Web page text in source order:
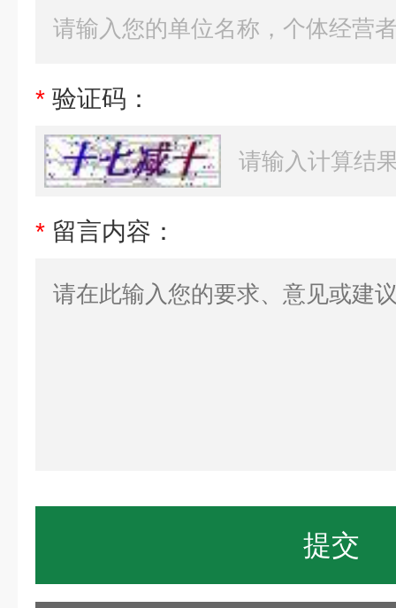
* 验证码：
* 留言内容：